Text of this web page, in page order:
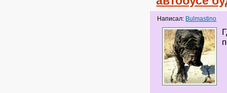
Написал: Bulmastino